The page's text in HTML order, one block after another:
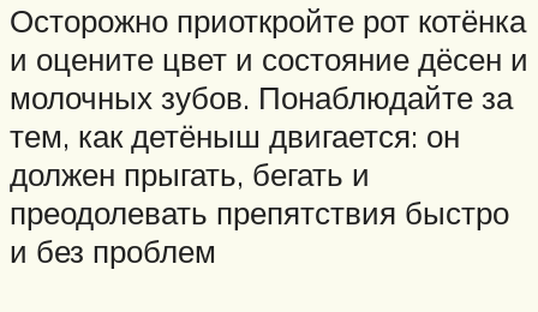
Осторожно приоткройте рот котёнка
и оцените цвет и состояние дёсен и
молочных зубов. Понаблюдайте за
тем, как детёныш двигается: он
должен прыгать, бегать и
преодолевать препятствия быстро
и без проблем